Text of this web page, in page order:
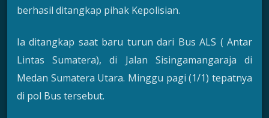
berhasil ditangkap pihak Kepolisian.
Ia ditangkap saat baru turun dari Bus ALS ( Antar
Lintas Sumatera), di Jalan Sisingamangaraja di
Medan Sumatera Utara. Minggu pagi (1/1) tepatnya
di pol Bus tersebut.